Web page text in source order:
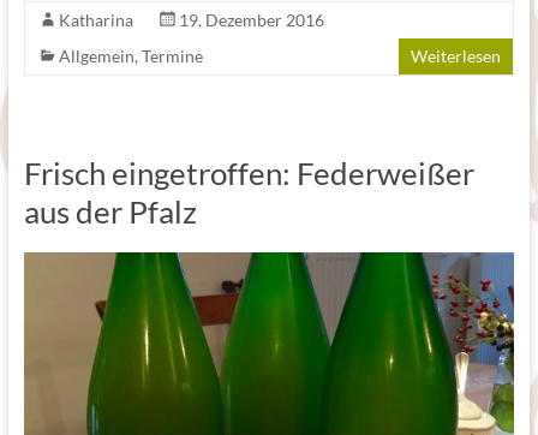
Katharina
19. Dezember 2016
Allgemein, Termine Weiterlesen
Frisch eingetroffen: Federweißer
aus der Pfalz